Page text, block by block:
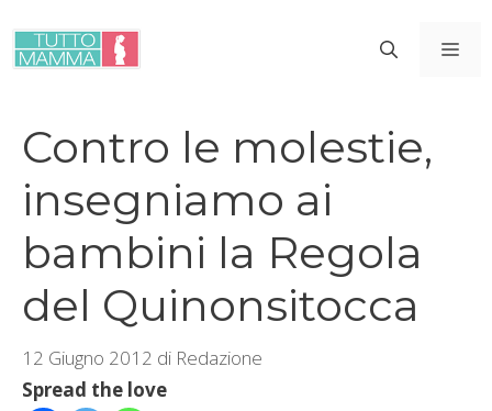
contenuto
Contro le molestie,
insegniamo ai
bambini la Regola
del Quinonsitocca
12 Giugno 2012 di Redazione
Spread the love